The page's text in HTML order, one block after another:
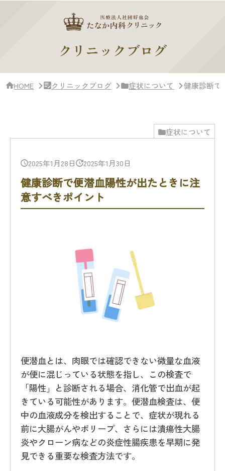
クリニックブログ
HOME クリニックブログ 症状について 健康診断で
症状について
2025年1月28日 2025年1月30日
健康診断で便潜血陽性が出たときに注
意すべきポイント
便潜血とは、肉眼では確認できない微量な血液
が便に混じっている状態を指し、この検査で
「陽性」と診断される場合、消化管で出血が起
きている可能性があります。便潜血検査は、便
中の血液成分を検出することで、症状が現れる
前に大腸がんやポリープ、さらには潰瘍性大腸
炎やクローン病などの炎症性腸疾患を早期に発
見できる重要な検査方法です。